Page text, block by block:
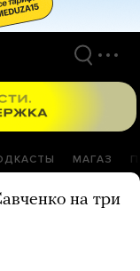
МАГАЗ
на три